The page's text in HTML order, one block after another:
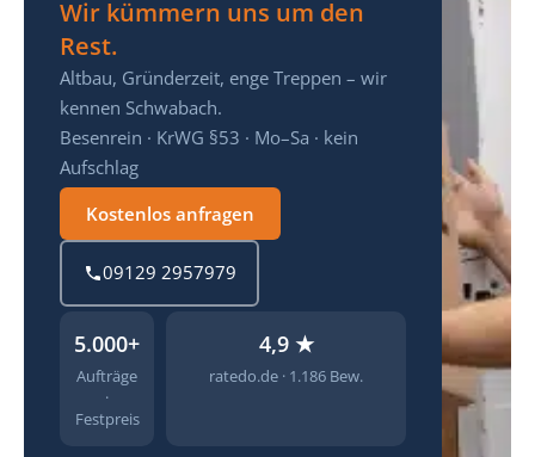
Wir kümmern uns um den
Rest.
Altbau, Gründerzeit, enge Treppen – wir
kennen Schwabach.
Besenrein · KrWG §53 · Mo–Sa · kein
Aufschlag
Kostenlos anfragen
09129 2957979
5.000+
Aufträge
·
Festpreis
4,9 ★
ratedo.de · 1.186 Bew.